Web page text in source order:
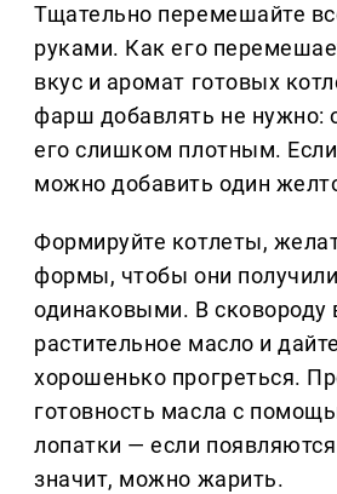
Тщательно перемешайте
руками. Как его
вкус и аромат готовых
фарш добавлять не нужно:
его слишком плотным.
можно добавить один
Формируйте котлеты,
формы, чтобы они
одинаковыми. В сковороду
растительное масло и
хорошенько прогреться.
готовность масла с
лопатки — если
значит, можно жарить.